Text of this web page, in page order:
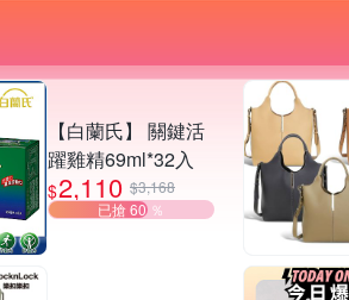
【白蘭氏】 關鍵活
躍雞精69ml*32入
$2,110 $3,168
已搶 60 ％